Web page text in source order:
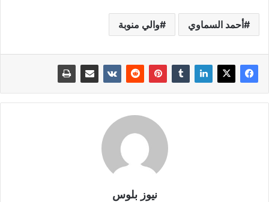
أحمد السماوي والي منوبة
نيوز بلوس